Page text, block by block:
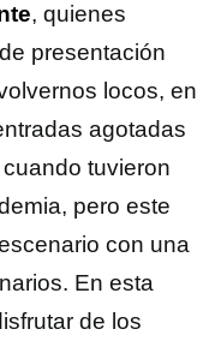
, quienes
presentación
locos, en
agotadas
tuvieron
pero este
con una
En esta
de los